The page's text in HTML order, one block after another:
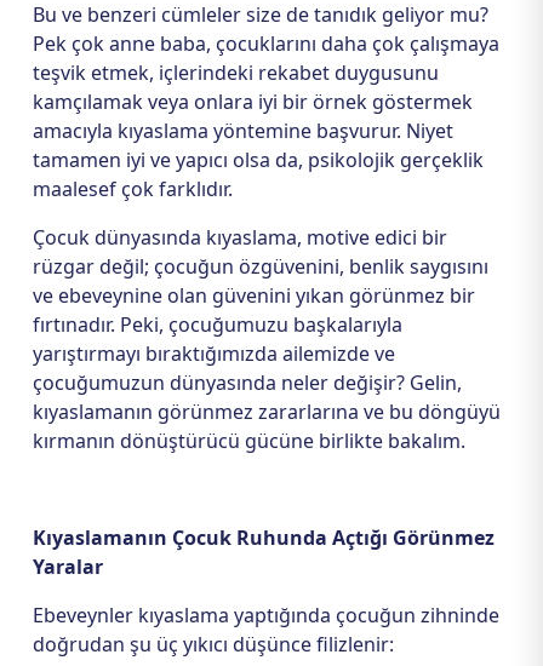
Bu ve benzeri cümleler size de tanıdık geliyor mu?
Pek çok anne baba, çocuklarını daha çok çalışmaya
teşvik etmek, içlerindeki rekabet duygusunu
kamçılamak veya onlara iyi bir örnek göstermek
amacıyla kıyaslama yöntemine başvurur. Niyet
tamamen iyi ve yapıcı olsa da, psikolojik gerçeklik
maalesef çok farklıdır.
Çocuk dünyasında kıyaslama, motive edici bir
rüzgar değil; çocuğun özgüvenini, benlik saygısını
ve ebeveynine olan güvenini yıkan görünmez bir
fırtınadır. Peki, çocuğumuzu başkalarıyla
yarıştırmayı bıraktığımızda ailemizde ve
çocuğumuzun dünyasında neler değişir? Gelin,
kıyaslamanın görünmez zararlarına ve bu döngüyü
kırmanın dönüştürücü gücüne birlikte bakalım.
Kıyaslamanın Çocuk Ruhunda Açtığı Görünmez
Yaralar
Ebeveynler kıyaslama yaptığında çocuğun zihninde
doğrudan şu üç yıkıcı düşünce filizlenir: